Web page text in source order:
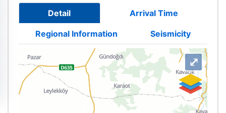
Detail Arrival Time
Regional Information Seismicity
⤢